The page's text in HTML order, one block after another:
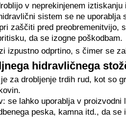
v neprekinjenem iztiskanju
sistem se ne
zaščiti pred preobremenitvijo,
da se izogne poškodbam.
izpustno odprtino, s čimer se
hidravličnega
za drobljenje trdih rud, kot so
se lahko uporablja v
peska, kamna itd., da